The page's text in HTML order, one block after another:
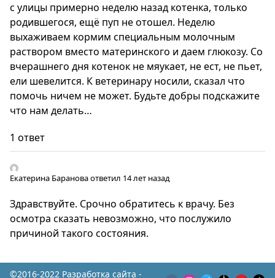
с улицы примерно неделю назад котенка, только
родившегося, ещё пуп не отошел. Неделю
выхаживаем кормим специальным молочным
раствором вместо материнского и даем глюкозу. Со
вчерашнего дня котенок не мяукает, не ест, не пьет,
ели шевелится. К ветеринару носили, сказал что
помочь ничем не может. Будьте добры подскажите
что нам делать…
1 ответ
Екатерина Барановаответил 14 лет назад
Здравствуйте. Срочно обратитесь к врачу. Без
осмотра сказать невозможно, что послужило
причиной такого состояния.
©2016-2022 Разработка сайта -